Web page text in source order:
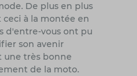
De plus en plus
à la montée en
d'entre-vous ont pu
son avenir
une très bonne
de la moto.